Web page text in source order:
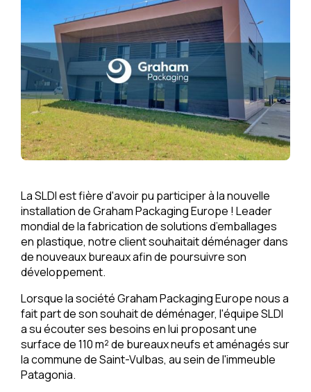
La SLDI est fière d'avoir pu participer à la nouvelle
installation de Graham Packaging Europe ! Leader
mondial de la fabrication de solutions d’emballages
en plastique, notre client souhaitait déménager dans
de nouveaux bureaux afin de poursuivre son
développement.
Lorsque la société Graham Packaging Europe nous a
fait part de son souhait de déménager, l'équipe SLDI
a su écouter ses besoins en lui proposant une
surface de 110 m² de bureaux neufs et aménagés sur
la commune de Saint-Vulbas, au sein de l'immeuble
Patagonia.